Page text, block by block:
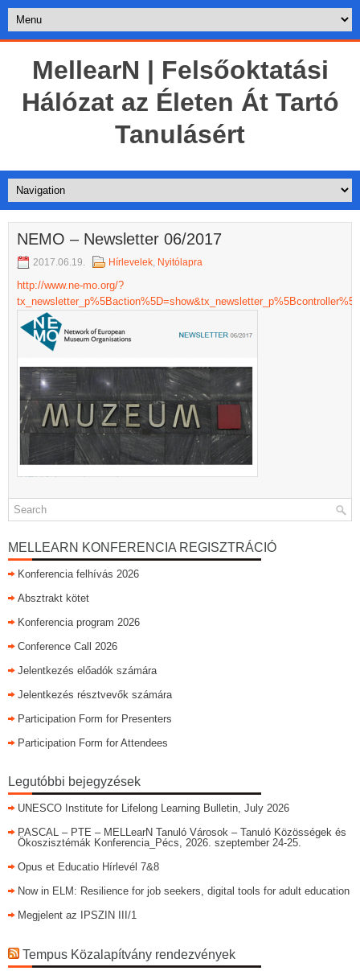
MellearN | Felsőoktatási
Hálózat az Életen Át Tartó
Tanulásért
NEMO – Newsletter 06/2017
2017.06.19. Hírlevelek, Nyitólapra
http://www.ne-mo.org/?
MELLEARN KONFERENCIA REGISZTRÁCIÓ
Konferencia felhívás 2026
Absztrakt kötet
Konferencia program 2026
Conference Call 2026
Jelentkezés előadók számára
Jelentkezés résztvevők számára
Participation Form for Presenters
Participation Form for Attendees
Legutóbbi bejegyzések
UNESCO Institute for Lifelong Learning Bulletin, July 2026
PASCAL – PTE – MELLearN Tanuló Városok – Tanuló Közösségek és
Ökoszisztémák Konferencia_Pécs, 2026. szeptember 24-25.
Opus et Educatio Hírlevél 7&8
Now in ELM: Resilience for job seekers, digital tools for adult education
Megjelent az IPSZIN III/1
Tempus Közalapítvány rendezvények